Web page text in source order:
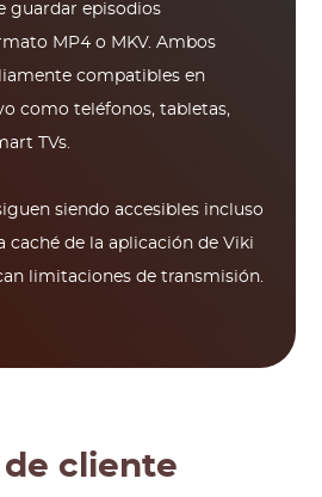
guardar episodios
MP4 o MKV. Ambos
compatibles en
como teléfonos, tabletas,
TVs.
siendo accesibles incluso
caché de la aplicación de Viki
limitaciones de transmisión.
de cliente